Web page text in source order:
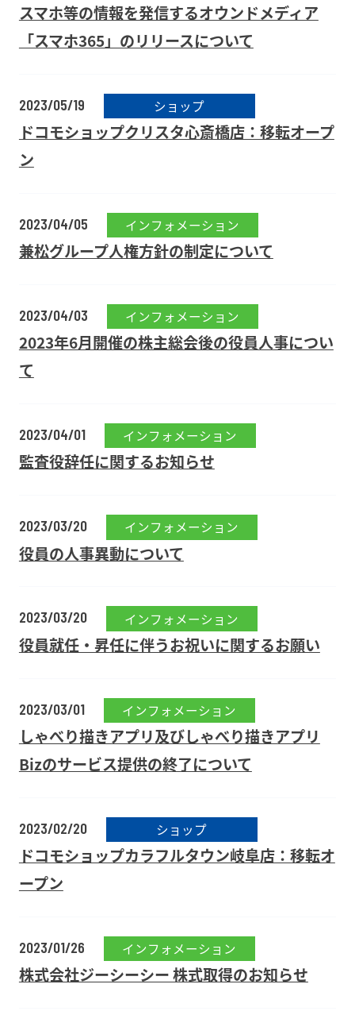
スマホ等の情報を発信するオウンドメディア
「スマホ365」のリリースについて
2023/05/19 ショップ
ドコモショップクリスタ心斎橋店：移転オープ
ン
2023/04/05 インフォメーション
兼松グループ人権方針の制定について
2023/04/03 インフォメーション
2023年6月開催の株主総会後の役員人事につい
て
2023/04/01 インフォメーション
監査役辞任に関するお知らせ
2023/03/20 インフォメーション
役員の人事異動について
2023/03/20 インフォメーション
役員就任・昇任に伴うお祝いに関するお願い
2023/03/01 インフォメーション
しゃべり描きアプリ及びしゃべり描きアプリ
Bizのサービス提供の終了について
2023/02/20 ショップ
ドコモショップカラフルタウン岐阜店：移転オ
ープン
2023/01/26 インフォメーション
株式会社ジーシーシー 株式取得のお知らせ